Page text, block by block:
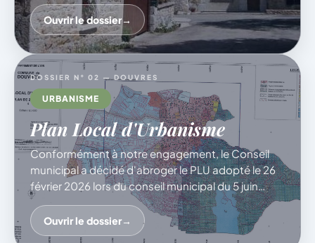
cœur de permettre cette mixité d’usages. Une
réunion
Ouvrir le dossier→
DOSSIER N° 02 — DOUVRES
URBANISME
Plan Local d'Urbanisme
Conformément à notre engagement, le Conseil
municipal a décidé d'abroger le PLU adopté le 26
février 2026 lors du conseil municipal du 5 juin
dernier. Une nouvelle démarche de concertation
sera désormais engagée afin de construire, avec
les habitants et les acteurs concernés, un projet
Ouvrir le dossier→